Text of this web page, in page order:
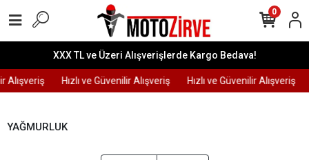
XXX TL ve Üzeri Alışverişlerde Kargo Bedava!
Alışveriş Hızlı ve Güvenilir Alışveriş Hızlı ve Güvenilir Alışveriş
0
YAĞMURLUK